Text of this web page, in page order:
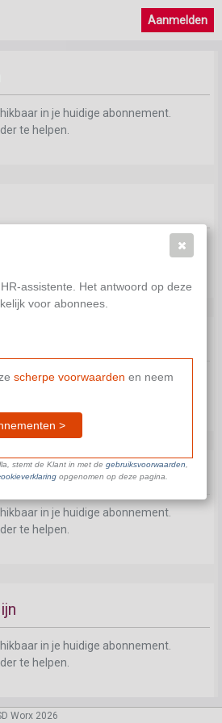
Aanmelden
in je huidige abonnement.
te helpen.
in je huidige abonnement.
de arbeidsmarkt
in je huidige abonnement.
te helpen.
in je huidige abonnement.
te helpen.
in je huidige abonnement.
te helpen.
Worx 2026
assistente. Het antwoord op deze
voor abonnees.
scherpe voorwaarden en neem
>
stemt de Klant in met de gebruiksvoorwaarden
opgenomen op deze pagina.